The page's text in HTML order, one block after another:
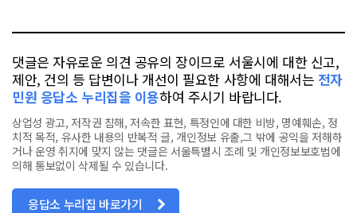
댓글은 자유로운 의견 공유의 장이므로 서울시에 대한 신고,
제안, 건의 등 답변이나 개선이 필요한 사항에 대해서는 전자
민원 응답소 누리집을 이용하여 주시기 바랍니다.
상업성 광고, 저작권 침해, 저속한 표현, 특정인에 대한 비방, 명예훼손, 정
치적 목적, 유사한 내용의 반복적 글, 개인정보 유출,그 밖에 공익을 저해하
거나 운영 취지에 맞지 않는 댓글은 서울특별시 조례 및 개인정보보호법에
의해 통보없이 삭제될 수 있습니다.
응답소 누리집 바로가기